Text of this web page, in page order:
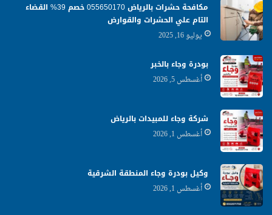
مكافحة حشرات بالرياض 055650170 خصم 39% القضاء
التام علي الحشرات والقوارض
يوليو 16, 2025
بودرة وجاء بالخبر
أغسطس 5, 2026
شركة وجاء للمبيدات بالرياض
أغسطس 1, 2026
وكيل بودرة وجاء المنطقة الشرقية
أغسطس 1, 2026